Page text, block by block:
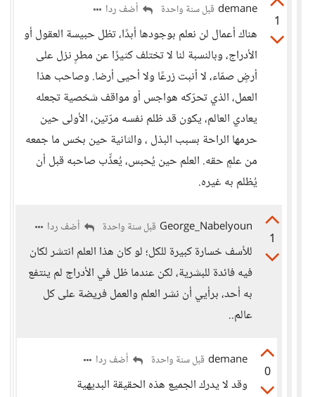
1
demane قبل سنة واحدة أضف ردا
هناك أعمال لن نعلم بوجودها أبدًا، تظل حبيسة العقول أو
الأدراج، وبالنسبة لنا لا تختلف كثيرًا عن مطرٍ نزل على
أرضٍ صمّاء، لا أنبت زرعًا ولا أحيى أرضا. وصاحب هذا
العمل، الذي تحرّكه هواجس أو مواقف شخصية تجعله
يعادي العالم، يكون قد ظلم نفسه مرّتين، الأولى حين
حرمها الراحة بسبب البذل ، والثانية حين بخس ما جمعه
من علمٍ حقه. العلم حين يُحبس، يُعذِّب صاحبه قبل أن
يُظلم به غيره.
1
George_Nabelyoun قبل سنة واحدة أضف ردا
للأسف خسارة كبيرة للكل؛ لو كان هذا العلم انتشر لكان
فيه فائدة للبشرية، لكن عندما ظل في الأدراج لم ينتفع
به أحد، برأيي أن نشر العلم والعمل فريضة على كل
عالم..
0
demane قبل سنة واحدة أضف ردا
وقد لا يدرك الجميع هذه الحقيقة البديهية